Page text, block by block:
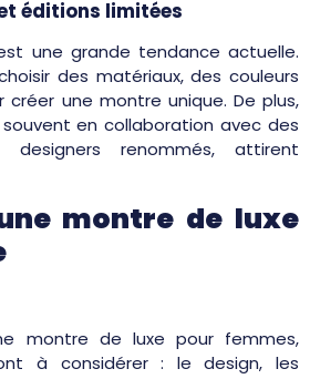
éditions limitées
une grande tendance actuelle.
des matériaux, des couleurs
une montre unique. De plus,
en collaboration avec des
renommés, attirent
montre de luxe
montre de luxe pour femmes,
à considérer : le design, les